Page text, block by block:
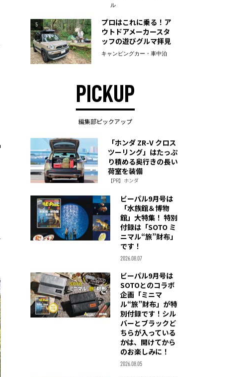
ル
5
プロはこれに乗る！ア
ウトドアメーカースタ
ッフの遊びグルマ拝見
キャンピングカー・車中泊
PICKUP
編集部ピックアップ
「ホンダ ZR-V クロス
ツーリング」はたっぷ
り積める奥行きの長い
荷室を装備
【PR】ホンダ
ビーパル9月号は
「水族館＆博物
館」大特集！ 特別
付録は「SOTO ミ
ニマル“旅”財布」
です！
2026.08.07
ビーパル9月号は
SOTOとのコラボ
企画「ミニマ
ル“旅”財布」が特
別付録です！シル
バーとブラックど
ちらが入っている
かは、開けてから
のお楽しみに！
2026.08.05